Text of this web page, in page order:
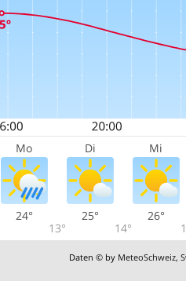
Mo Di Mi
24°
13°
25°
14°
26°
Daten © by MeteoSchweiz,